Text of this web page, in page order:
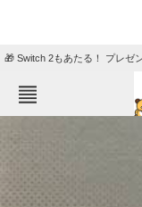
🎁 Switch 2もあたる！ プレゼ
TOP
エンタメ